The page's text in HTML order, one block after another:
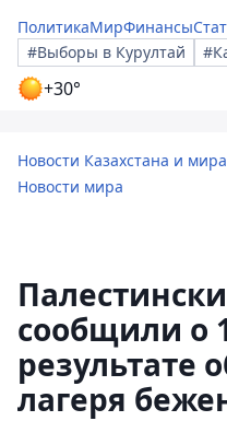
ПолитикаМирФинансы
#Выборы в Курултай
+30°
Новости Казахстана и
Новости мира
сообщили о
результате
лагеря